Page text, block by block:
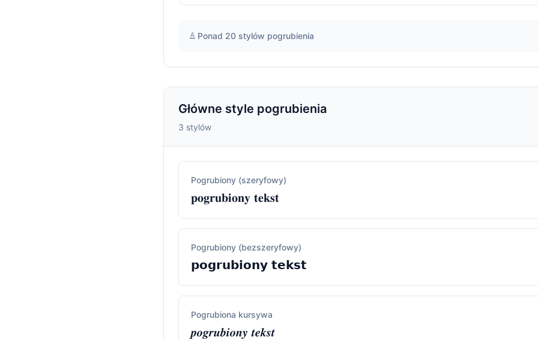
text_format Ponad 20 stylów pogrubienia
Główne style pogrubienia
3 stylów
Pogrubiony (szeryfowy)
𝐩𝐨𝐠𝐫𝐮𝐛𝐢𝐨𝐧𝐲 𝐭𝐞𝐤𝐬𝐭
Pogrubiony (bezszeryfowy)
𝗽𝗼𝗴𝗿𝘂𝗯𝗶𝗼𝗻𝘆 𝘁𝗲𝗸𝘀𝘁
Pogrubiona kursywa
𝒑𝒐𝒈𝒓𝒖𝒃𝒊𝒐𝒏𝒚 𝒕𝒆𝒌𝒔𝒕